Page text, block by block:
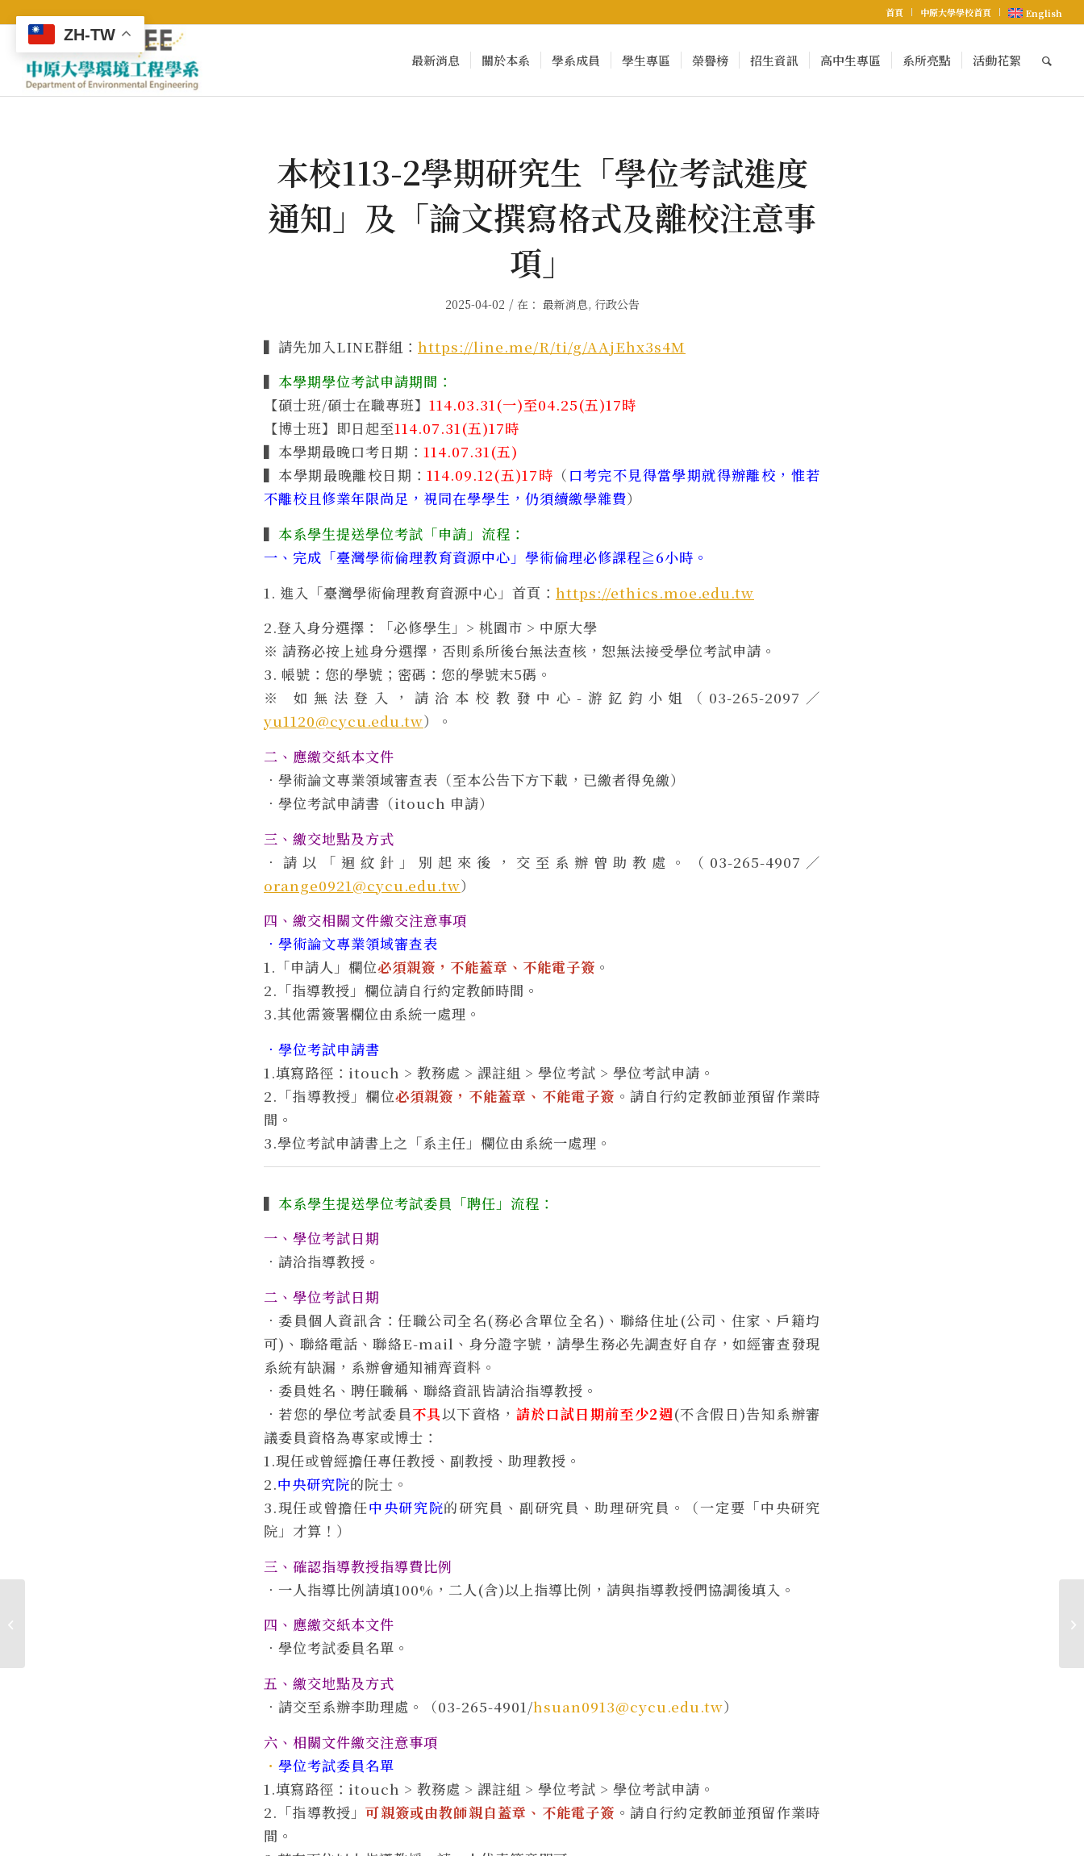
首頁 中原大學學校首頁 English
最新消息 關於本系 學系成員 學生專區 榮譽榜 招生資訊 高中生專區 系所亮點 活動花絮
本校113-2學期研究生「學位考試進度
通知」及「論文撰寫格式及離校注意事
項」
2025-04-02 / 在： 最新消息, 行政公告
▍請先加入LINE群組： https://line.me/R/ti/g/AAjEhx3s4M
▍ 本學期學位考試申請期間：
【碩士班/碩士在職專班】 114.03.31(一)至04.25(五)17時
【博士班】即日起至114.07.31(五)17時
▍本學期最晚口考日期： 114.07.31(五)
▍本學期最晚離校日期：114.09.12(五)17時 （ 口考完不見得當學期就得辦離校，惟若
不離校且修業年限尚足，視同在學學生，仍須續繳學雜費）
▍ 本系學生提送學位考試「申請」流程：
一、完成「臺灣學術倫理教育資源中心」學術倫理必修課程≧6小時。
1. 進入「臺灣學術倫理教育資源中心」首頁： https://ethics.moe.edu.tw
2.登入身分選擇：「必修學生」> 桃園市 > 中原大學
※ 請務必按上述身分選擇，否則系所後台無法查核，恕無法接受學位考試申請。
3. 帳號：您的學號；密碼：您的學號末5碼。
※ 如無法登入，請洽本校教發中心-游釔鈞小姐（03-265-2097／
yu1120@cycu.edu.tw）。
二、應繳交紙本文件
．學術論文專業領域審查表（至本公告下方下載，已繳者得免繳）
．學位考試申請書（itouch 申請）
三、繳交地點及方式
．請以「迴紋針」別起來後，交至系辦曾助教處。（03-265-4907／
orange0921@cycu.edu.tw）
四、繳交相關文件繳交注意事項
．學術論文專業領域審查表
1.「申請人」欄位必須親簽，不能蓋章、不能電子簽 。
2.「指導教授」欄位請自行約定教師時間。
3.其他需簽署欄位由系統一處理。
．學位考試申請書
1.填寫路徑：itouch > 教務處 > 課註組 > 學位考試 > 學位考試申請。
2.「指導教授」欄位必須親簽，不能蓋章、不能電子簽 。請自行約定教師並預留作業時
間。
3.學位考試申請書上之「系主任」欄位由系統一處理。
▍ 本系學生提送學位考試委員「聘任」流程：
一、學位考試日期
．請洽指導教授。
二、學位考試日期
．委員個人資訊含：任職公司全名(務必含單位全名)、聯絡住址(公司、住家、戶籍均
可)、聯絡電話、聯絡E-mail、身分證字號，請學生務必先調查好自存，如經審查發現
系統有缺漏，系辦會通知補齊資料。
．委員姓名、聘任職稱、聯絡資訊皆請洽指導教授。
．若您的學位考試委員不具以下資格， 請於口試日期前至少2週(不含假日)告知系辦審
議委員資格為專家或博士：
1.現任或曾經擔任專任教授、副教授、助理教授。
2.中央研究院的院士。
3.現任或曾擔任中央研究院的研究員、副研究員、助理研究員。（一定要「中央研究
院」才算！）
三、確認指導教授指導費比例
．一人指導比例請填100%，二人(含)以上指導比例，請與指導教授們協調後填入。
四、應繳交紙本文件
．學位考試委員名單。
五、繳交地點及方式
．請交至系辦李助理處。（03-265-4901/hsuan0913@cycu.edu.tw）
六、相關文件繳交注意事項
． 學位考試委員名單
1.填寫路徑：itouch > 教務處 > 課註組 > 學位考試 > 學位考試申請。
2.「指導教授」可親簽或由教師親自蓋章、不能電子簽 。請自行約定教師並預留作業時
間。
ZH-TW